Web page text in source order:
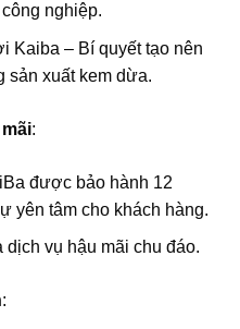
nghiệp.
Kaiba – Bí quyết tạo nên
sản xuất kem dừa.
:
được bảo hành 12
yên tâm cho khách hàng.
dịch vụ hậu mãi chu đáo.
: